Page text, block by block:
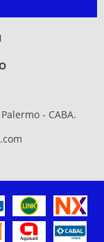
- CABA.